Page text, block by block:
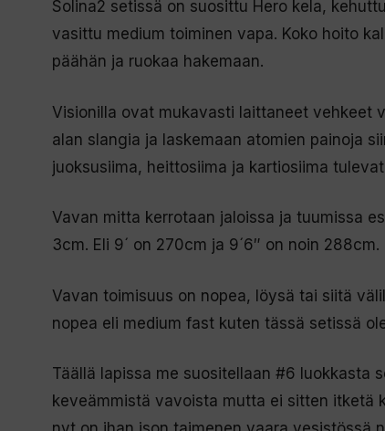
Solina2 setissä on suosittu Hero kela,
vasittu medium toiminen vapa. Koko hoito
päähän ja ruokaa hakemaan.
Visionilla ovat mukavasti laittaneet vehkeet
alan slangia ja laskemaan atomien painoja
juoksusiima, heittosiima ja kartiosiima
Vavan mitta kerrotaan jaloissa ja tuumissa
3cm. Eli 9´ on 270cm ja 9´6″ on noin 288cm.
Vavan toimisuus on nopea, löysä tai siitä
nopea eli medium fast kuten tässä setissä
Täällä lapissa me suositellaan #6 luokkasta
keveämmistä vavoista mutta ei sitten itketä